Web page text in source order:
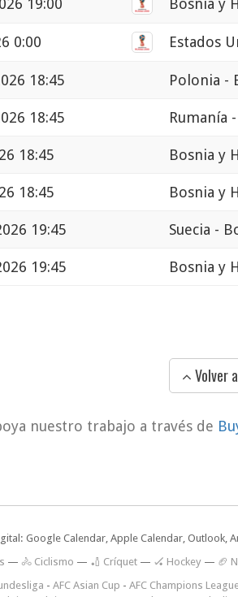
19:00 Bosnia y
0:00 Estados
18:45 Polonia -
18:45 Rumanía
18:45 Bosnia y
18:45 Bosnia y
19:45 Suecia -
19:45 Bosnia y
Volver
nuestro trabajo a través de
Google Calendar, Apple Calendar, Outlook,
— 🚴 Ciclismo — 🏏 Críquet — 🏑 Hockey — 🏈
- AFC Asian Cup - AFC Champions